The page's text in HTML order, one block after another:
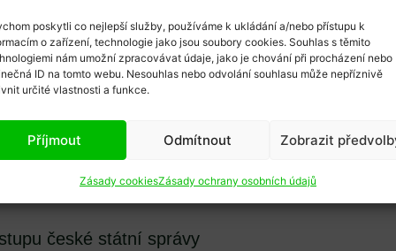
poskytli co nejlepší služby, používáme k ukládání a/nebo přístupu k
o zařízení, technologie jako jsou soubory cookies. Souhlas s těmito
nám umožní zpracovávat údaje, jako je chování při procházení nebo
ID na tomto webu. Nesouhlas nebo odvolání souhlasu může nepříznivě
určité vlastnosti a funkce.
Příjmout Odmítnout Zobrazit
Zásady cookiesZásady ochrany osobních údajů
demokracie (viz Dahl
k volbám nikdo, bude to pro
úplně všichni. Zkušenosti
vzorné demokracie měly
že je skoro nemožné
volební účast naplnit.
volit 68 %, 73 % nebo 91
české státní správy